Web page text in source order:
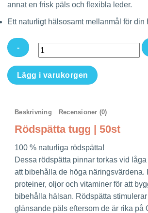
annat en frisk päls och flexibla leder.
Ett naturligt hälsosamt mellanmål för din
Rödspätta
tugg
mängd
Lägg i varukorgen
Beskrivning Recensioner (0)
Rödspätta tugg | 50st
100 % naturliga rödspätta!
Dessa rödspätta pinnar torkas vid
att bibehålla de höga näringsvärdena.
proteiner, oljor och vitaminer för att
bibehålla hälsan. Rödspätta
glänsande päls eftersom de är rika på